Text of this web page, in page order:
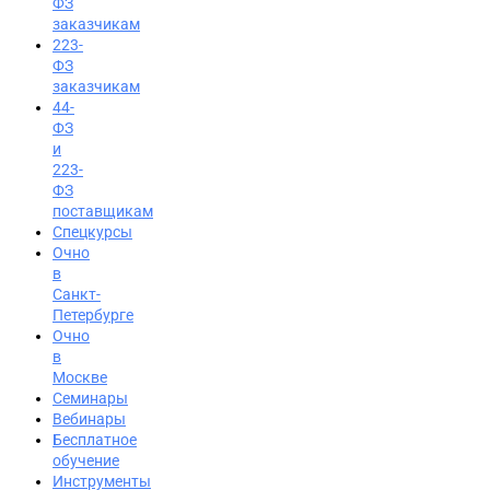
Вход на портал
8 (495) 228-47-43
заказчикам
223-
ФЗ
заказчикам
44-
ФЗ
и
223-
ФЗ
поставщикам
Спецкурсы
Очно
в
Санкт-
Петербурге
Очно
в
Москве
Семинары
Вебинары
Бесплатное
обучение
Инструменты